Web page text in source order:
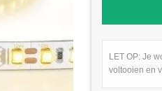
LET OP: Je
voltooien en